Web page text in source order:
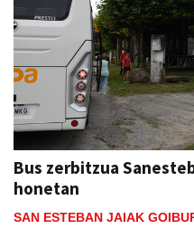
Bus zerbitzua
honetan
SAN ESTEBAN JAIAK